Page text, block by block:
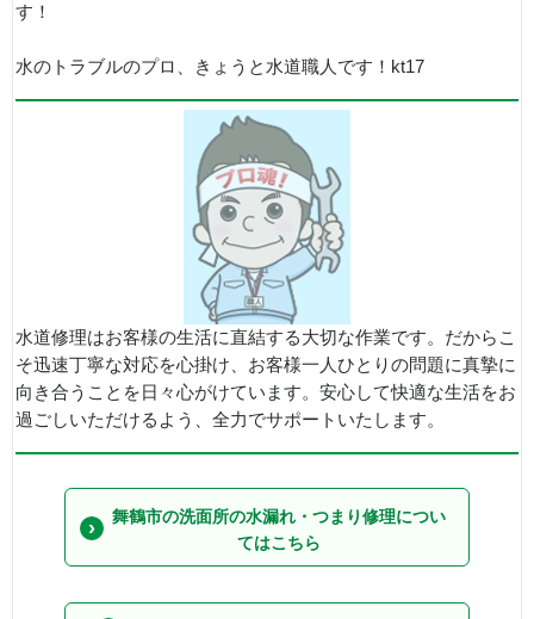
す！
水のトラブルのプロ、きょうと水道職人です！kt17
水道修理はお客様の生活に直結する大切な作業です。だからこ
そ迅速丁寧な対応を心掛け、お客様一人ひとりの問題に真摯に
向き合うことを日々心がけています。安心して快適な生活をお
過ごしいただけるよう、全力でサポートいたします。
舞鶴市の洗面所の水漏れ・つまり修理につい
てはこちら